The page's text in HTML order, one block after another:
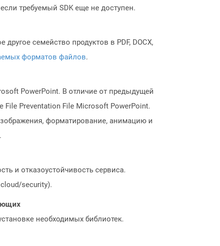
требуемый SDK еще не доступен.
семейство продуктов в PDF, DOCX,
форматов файлов.
PowerPoint. В отличие от предыдущей
Preventation File Microsoft PowerPoint.
форматирование, анимацию и
и отказоустойчивость сервиса.
security).
необходимых библиотек.